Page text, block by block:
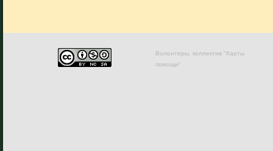
Волонтеры, коллектив "Карты
помощи"